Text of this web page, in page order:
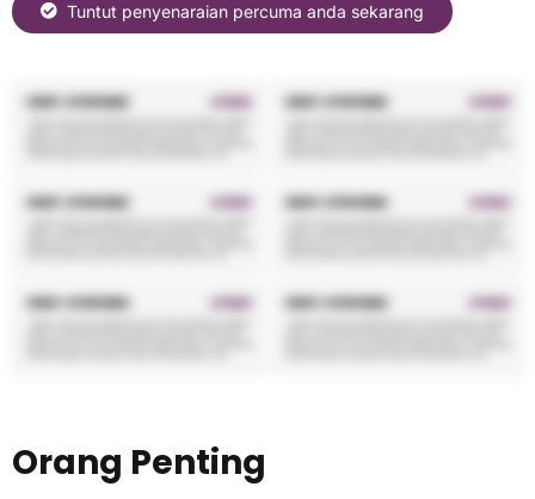
Tuntut penyenaraian percuma anda sekarang
Orang Penting